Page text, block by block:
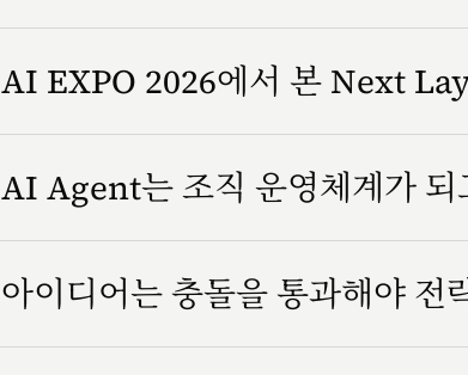
AI EXPO 2026에서 본 Next
AI Agent는 조직 운영체계가 되
아이디어는 충돌을 통과해야 전